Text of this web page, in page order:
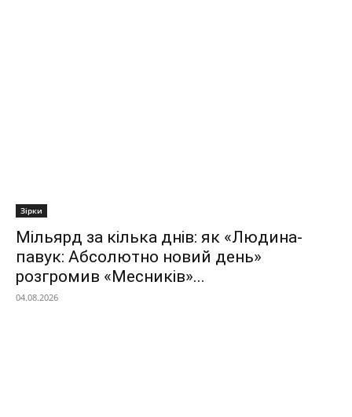
Зірки
Мільярд за кілька днів: як «Людина-
павук: Абсолютно новий день»
розгромив «Месників»...
04.08.2026